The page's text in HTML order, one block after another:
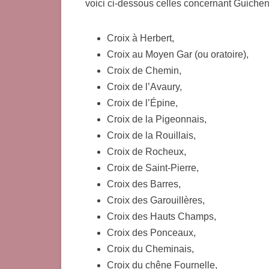
voici ci-dessous celles concernant
Croix à Herbert,
Croix au Moyen Gar (ou oratoire),
Croix de Chemin,
Croix de l’Avaury,
Croix de l’Épine,
Croix de la Pigeonnais,
Croix de la Rouillais,
Croix de Rocheux,
Croix de Saint-Pierre,
Croix des Barres,
Croix des Garouillères,
Croix des Hauts Champs,
Croix des Ponceaux,
Croix du Cheminais,
Croix du chêne Fournelle,